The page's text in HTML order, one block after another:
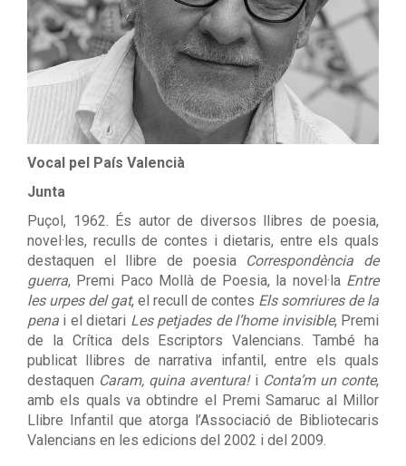
Vocal pel País Valencià
Junta
Puçol, 1962. És autor de diversos llibres de poesia,
novel·les, reculls de contes i dietaris, entre els quals
destaquen el llibre de poesia Correspondència de
guerra, Premi Paco Mollà de Poesia, la novel·la Entre
les urpes del gat, el recull de contes Els somriures de la
pena i el dietari Les petjades de l’home invisible, Premi
de la Crítica dels Escriptors Valencians. També ha
publicat llibres de narrativa infantil, entre els quals
destaquen Caram, quina aventura!i Conta’m un conte,
amb els quals va obtindre el Premi Samaruc al Millor
Llibre Infantil que atorga l’Associació de Bibliotecaris
Valencians en les edicions del 2002 i del 2009.